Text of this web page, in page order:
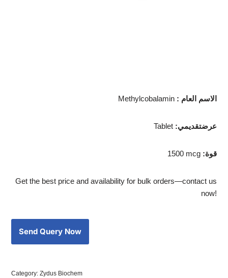
Methylcobalamin : الاسم العام
Tablet :عرضتقديمي
1500 mcg :قوة
Get the best price and availability for bulk orders—contact us
now!
Category: Zydus Biochem